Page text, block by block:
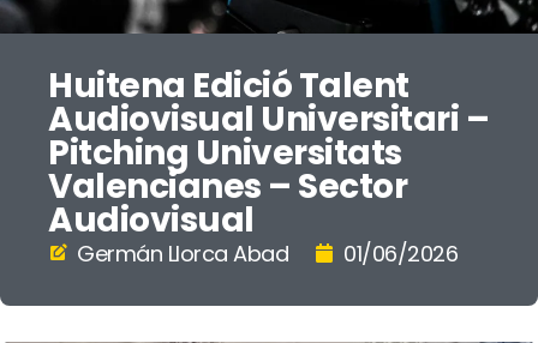
Huitena Edició Talent
Audiovisual Universitari –
Pitching Universitats
Valencianes – Sector
Audiovisual
Germán Llorca Abad 01/06/2026